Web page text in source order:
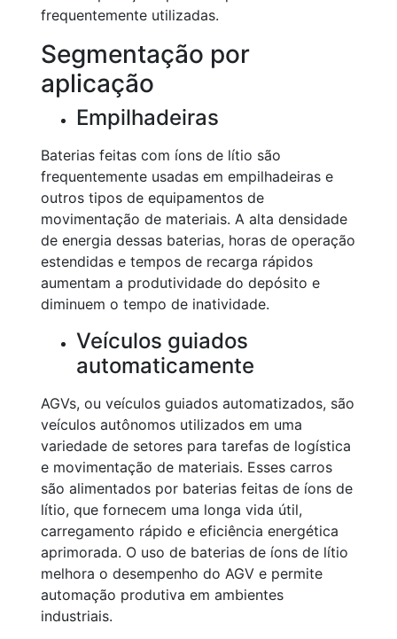
frequentemente utilizadas.
Segmentação por
aplicação
Empilhadeiras
Baterias feitas com íons de lítio são
frequentemente usadas em empilhadeiras e
outros tipos de equipamentos de
movimentação de materiais. A alta densidade
de energia dessas baterias, horas de operação
estendidas e tempos de recarga rápidos
aumentam a produtividade do depósito e
diminuem o tempo de inatividade.
Veículos guiados
automaticamente
AGVs, ou veículos guiados automatizados, são
veículos autônomos utilizados em uma
variedade de setores para tarefas de logística
e movimentação de materiais. Esses carros
são alimentados por baterias feitas de íons de
lítio, que fornecem uma longa vida útil,
carregamento rápido e eficiência energética
aprimorada. O uso de baterias de íons de lítio
melhora o desempenho do AGV e permite
automação produtiva em ambientes
industriais.